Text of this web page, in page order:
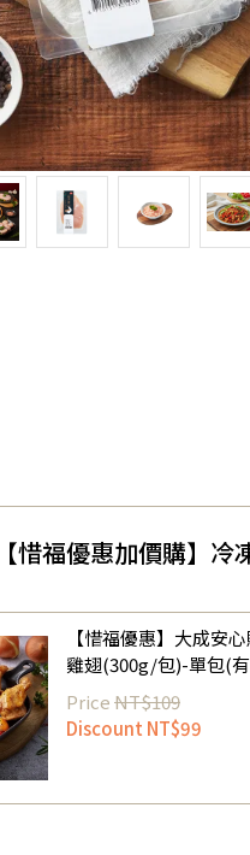
惜福優惠加價購】冷
【惜福優惠】大成安
雞翅(300g/包)-單包(
2026/12/23)
PriceNT$109
Discount NT$99